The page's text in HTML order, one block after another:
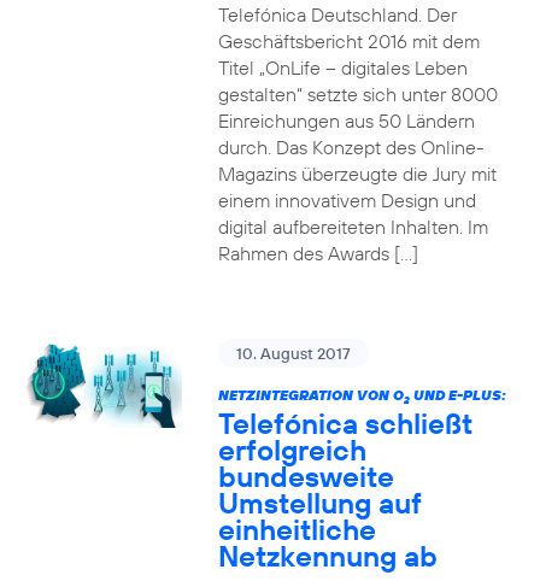
Telefónica Deutschland. Der
Geschäftsbericht 2016 mit dem
Titel „OnLife – digitales Leben
gestalten“ setzte sich unter 8000
Einreichungen aus 50 Ländern
durch. Das Konzept des Online-
Magazins überzeugte die Jury mit
einem innovativem Design und
digital aufbereiteten Inhalten. Im
Rahmen des Awards […]
10. August 2017
NETZINTEGRATION VON O2UND E-PLUS:
Telefónica schließt
erfolgreich
bundesweite
Umstellung auf
einheitliche
Netzkennung ab